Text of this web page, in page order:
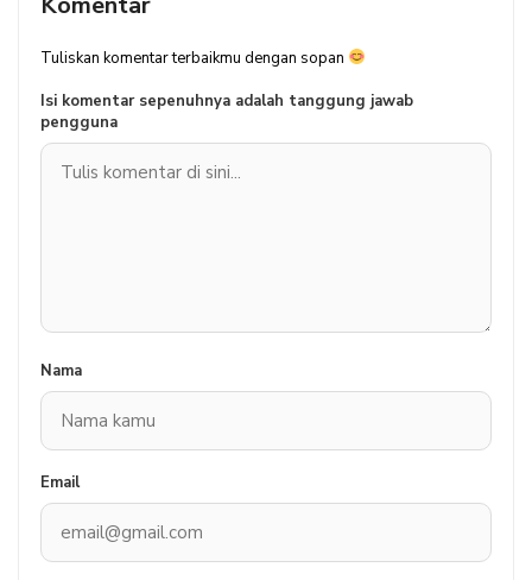
Tuliskan komentar terbaikmu dengan sopan
Isi komentar sepenuhnya adalah tanggung jawab
pengguna
Nama
Email